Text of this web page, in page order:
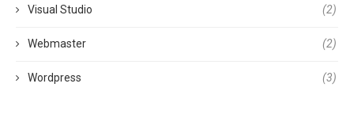
Visual Studio (2)
Webmaster (2)
Wordpress (3)